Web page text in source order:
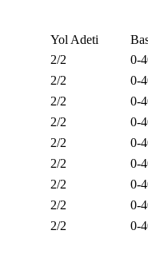
Yol Adeti
2/2
0-
2/2
0-
2/2
0-
2/2
0-
2/2
0-
2/2
0-
2/2
0-
2/2
0-
2/2 0-